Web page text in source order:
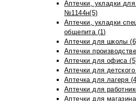
Аптечки, укладки
№1144н(5)
Аптечки, укладки
общепита (1)
Аптечки для школы
Аптечки
Аптечки для офиса
Аптечки для
Аптечка для лагеря
Аптечки для
Аптечки для